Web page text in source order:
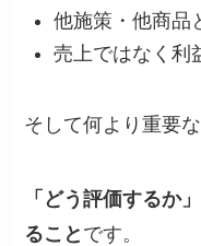
他施策・他商品
売上ではなく利
そして何より重要な
「どう評価するか
ること です。